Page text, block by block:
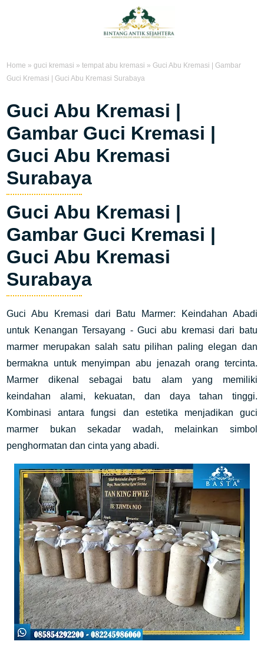
Home »guci kremasi »tempat abu kremasi »Guci Abu Kremasi | Gambar
Guci Kremasi | Guci Abu Kremasi Surabaya
Guci Abu Kremasi |
Gambar Guci Kremasi |
Guci Abu Kremasi
Surabaya
Guci Abu Kremasi |
Gambar Guci Kremasi |
Guci Abu Kremasi
Surabaya
Guci Abu Kremasi dari Batu Marmer: Keindahan Abadi
untuk Kenangan Tersayang - Guci abu kremasi dari batu
marmer merupakan salah satu pilihan paling elegan dan
bermakna untuk menyimpan abu jenazah orang tercinta.
Marmer dikenal sebagai batu alam yang memiliki
keindahan alami, kekuatan, dan daya tahan tinggi.
Kombinasi antara fungsi dan estetika menjadikan guci
marmer bukan sekadar wadah, melainkan simbol
penghormatan dan cinta yang abadi.